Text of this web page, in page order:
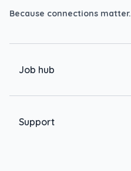
Because connections matter.
Job hub
Support